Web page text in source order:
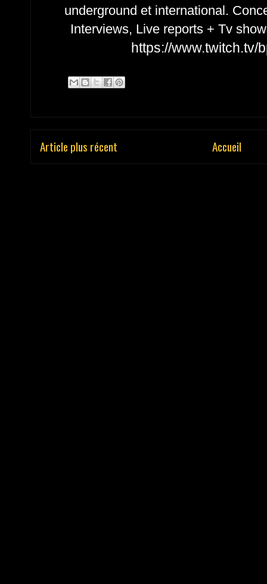
underground et international.
Interviews, Live reports + Tv
https://www.twitch.tv/
Article plus récent Accueil